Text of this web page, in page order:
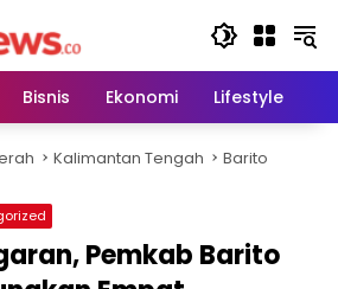
Bisnis Ekonomi Lifestyle
Kalimantan Tengah
Barito
Pemkab Barito